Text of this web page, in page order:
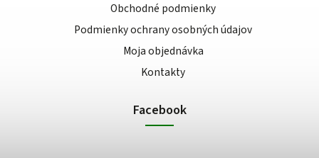
Obchodné podmienky
Podmienky ochrany osobných údajov
Moja objednávka
Kontakty
Facebook